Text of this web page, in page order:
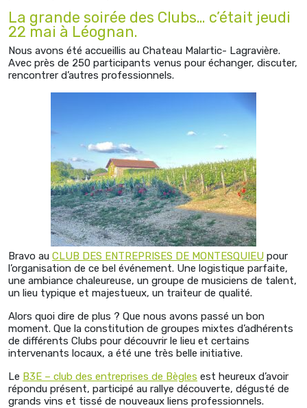
La grande soirée des Clubs… c’était jeudi
22 mai à Léognan.
Nous avons été accueillis au Chateau Malartic- Lagravière.
Avec près de 250 participants venus pour échanger, discuter,
rencontrer d’autres professionnels.
Bravo au CLUB DES ENTREPRISES DE MONTESQUIEU pour
l’organisation de ce bel événement. Une logistique parfaite,
une ambiance chaleureuse, un groupe de musiciens de talent,
un lieu typique et majestueux, un traiteur de qualité.
Alors quoi dire de plus ? Que nous avons passé un bon
moment. Que la constitution de groupes mixtes d’adhérents
de différents Clubs pour découvrir le lieu et certains
intervenants locaux, a été une très belle initiative.
Le B3E – club des entreprises de Bègles est heureux d’avoir
répondu présent, participé au rallye découverte, dégusté de
grands vins et tissé de nouveaux liens professionnels.